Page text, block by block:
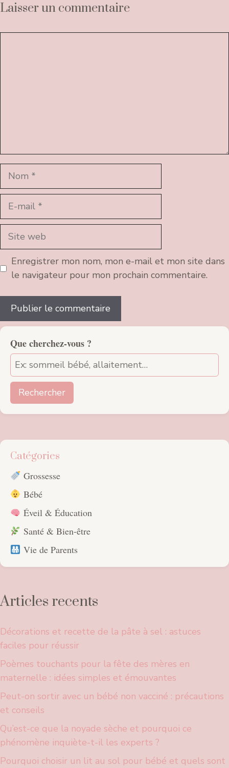
Laisser un commentaire
Nom
Site
Enregistrer mon nom, mon e-mail et mon site dans
le navigateur pour mon prochain commentaire.
Que cherchez-vous ?
Rechercher
Catégories
Grossesse
Bébé
Éveil & Éducation
Santé & Bien-être
Vie de Parents
Articles recents
Décorations et recette de la pâte à sel : astuces
faciles pour réussir
Poèmes touchants pour la fête des mères en
maternelle : idées simples et émouvantes
Peut-on sortir avec un bébé non vacciné : précautions
et conseils
Qu’est-ce que la noyade sèche et pourquoi ce
phénomène inquiète-t-il les experts ?
Pourquoi choisir un lit au sol pour bébé et quels sont